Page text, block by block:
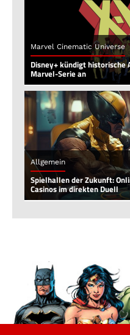
Marvel Cinematic Universe
Disney+ kündigt
Marvel-Serie an
Allgemein
Spielhallen der Zukunft:
Casinos im direkten Duell